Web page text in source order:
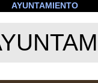
AYUNTAMIENTO